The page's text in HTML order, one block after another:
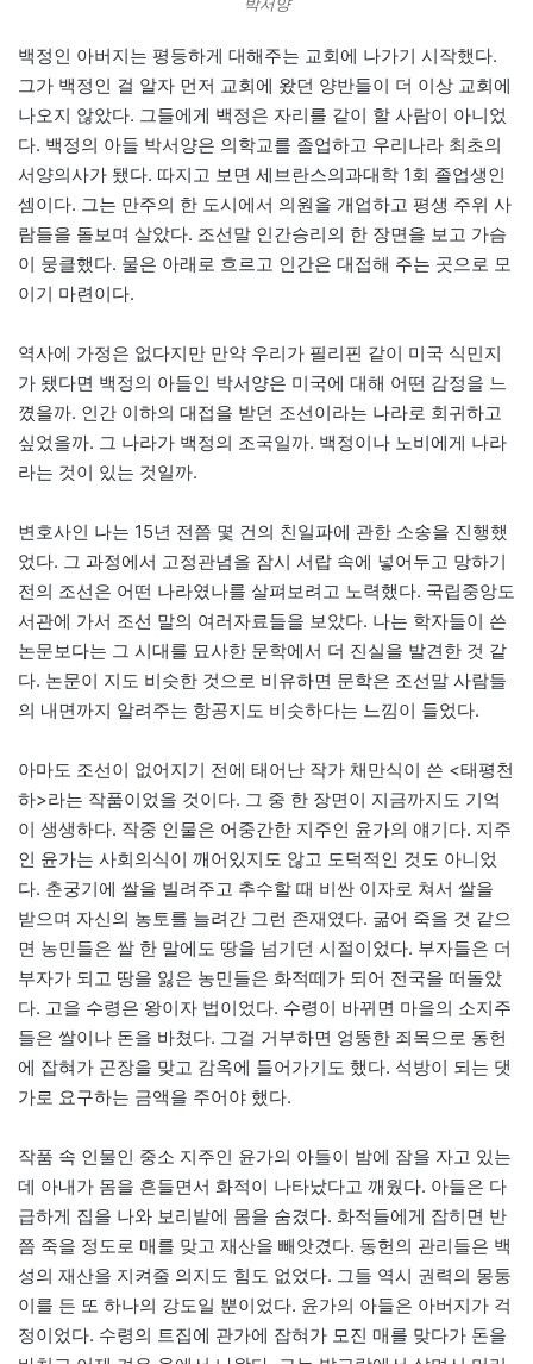
박서양
백정인 아버지는 평등하게 대해주는 교회에 나가기 시작했다.
그가 백정인 걸 알자 먼저 교회에 왔던 양반들이 더 이상 교회에
나오지 않았다. 그들에게 백정은 자리를 같이 할 사람이 아니었
다. 백정의 아들 박서양은 의학교를 졸업하고 우리나라 최초의
서양의사가 됐다. 따지고 보면 세브란스의과대학 1회 졸업생인
셈이다. 그는 만주의 한 도시에서 의원을 개업하고 평생 주위 사
람들을 돌보며 살았다. 조선말 인간승리의 한 장면을 보고 가슴
이 뭉클했다. 물은 아래로 흐르고 인간은 대접해 주는 곳으로 모
이기 마련이다.
역사에 가정은 없다지만 만약 우리가 필리핀 같이 미국 식민지
가 됐다면 백정의 아들인 박서양은 미국에 대해 어떤 감정을 느
꼈을까. 인간 이하의 대접을 받던 조선이라는 나라로 회귀하고
싶었을까. 그 나라가 백정의 조국일까. 백정이나 노비에게 나라
라는 것이 있는 것일까.
변호사인 나는 15년 전쯤 몇 건의 친일파에 관한 소송을 진행했
었다. 그 과정에서 고정관념을 잠시 서랍 속에 넣어두고 망하기
전의 조선은 어떤 나라였나를 살펴보려고 노력했다. 국립중앙도
서관에 가서 조선 말의 여러자료들을 보았다. 나는 학자들이 쓴
논문보다는 그 시대를 묘사한 문학에서 더 진실을 발견한 것 같
다. 논문이 지도 비슷한 것으로 비유하면 문학은 조선말 사람들
의 내면까지 알려주는 항공지도 비슷하다는 느낌이 들었다.
아마도 조선이 없어지기 전에 태어난 작가 채만식이 쓴 <태평천
하>라는 작품이었을 것이다. 그 중 한 장면이 지금까지도 기억
이 생생하다. 작중 인물은 어중간한 지주인 윤가의 얘기다. 지주
인 윤가는 사회의식이 깨어있지도 않고 도덕적인 것도 아니었
다. 춘궁기에 쌀을 빌려주고 추수할 때 비싼 이자로 쳐서 쌀을
받으며 자신의 농토를 늘려간 그런 존재였다. 굶어 죽을 것 같으
면 농민들은 쌀 한 말에도 땅을 넘기던 시절이었다. 부자들은 더
부자가 되고 땅을 잃은 농민들은 화적떼가 되어 전국을 떠돌았
다. 고을 수령은 왕이자 법이었다. 수령이 바뀌면 마을의 소지주
들은 쌀이나 돈을 바쳤다. 그걸 거부하면 엉뚱한 죄목으로 동헌
에 잡혀가 곤장을 맞고 감옥에 들어가기도 했다. 석방이 되는 댓
가로 요구하는 금액을 주어야 했다.
작품 속 인물인 중소 지주인 윤가의 아들이 밤에 잠을 자고 있는
데 아내가 몸을 흔들면서 화적이 나타났다고 깨웠다. 아들은 다
급하게 집을 나와 보리밭에 몸을 숨겼다. 화적들에게 잡히면 반
쯤 죽을 정도로 매를 맞고 재산을 빼앗겼다. 동헌의 관리들은 백
성의 재산을 지켜줄 의지도 힘도 없었다. 그들 역시 권력의 몽둥
이를 든 또 하나의 강도일 뿐이었다. 윤가의 아들은 아버지가 걱
정이었다. 수령의 트집에 관가에 잡혀가 모진 매를 맞다가 돈을